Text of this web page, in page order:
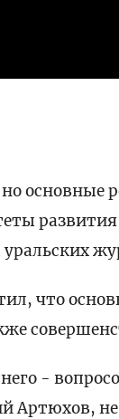
что
-
Артюхов,